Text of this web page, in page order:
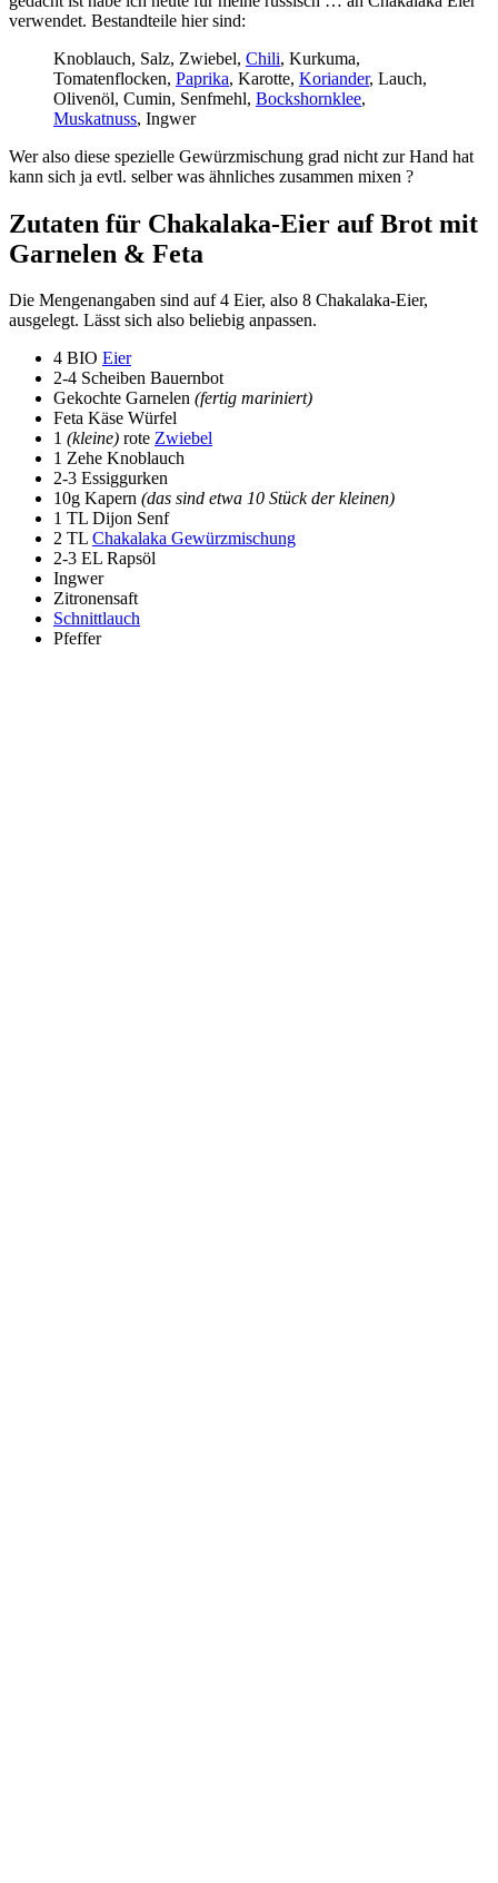
verwendet. Bestandteile hier sind:
Knoblauch, Salz, Zwiebel, Chili, Kurkuma,
Tomatenflocken, Paprika, Karotte, Koriander, Lauch,
Olivenöl, Cumin, Senfmehl, Bockshornklee,
Muskatnuss, Ingwer
Wer also diese spezielle Gewürzmischung grad nicht zur Hand hat
kann sich ja evtl. selber was ähnliches zusammen mixen ?
Zutaten für Chakalaka-Eier auf Brot mit
Garnelen & Feta
Die Mengenangaben sind auf 4 Eier, also 8 Chakalaka-Eier,
ausgelegt. Lässt sich also beliebig anpassen.
4 BIO Eier
2-4 Scheiben Bauernbot
Gekochte Garnelen (fertig mariniert)
Feta Käse Würfel
1 (kleine) rote Zwiebel
1 Zehe Knoblauch
2-3 Essiggurken
10g Kapern (das sind etwa 10 Stück der kleinen)
1 TL Dijon Senf
2 TL Chakalaka Gewürzmischung
2-3 EL Rapsöl
Ingwer
Zitronensaft
Schnittlauch
Pfeffer